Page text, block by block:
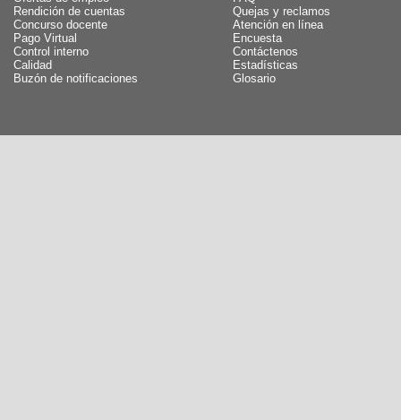
Rendición de cuentas
Concurso docente
Pago Virtual
Control interno
Calidad
Buzón de notificaciones
Quejas y reclamos
Atención en línea
Encuesta
Contáctenos
Estadísticas
Glosario